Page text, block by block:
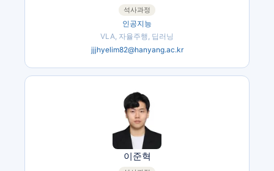
석사과정
인공지능
VLA, 자율주행, 딥러닝
jjjhyelim82@hanyang.ac.kr
이준혁